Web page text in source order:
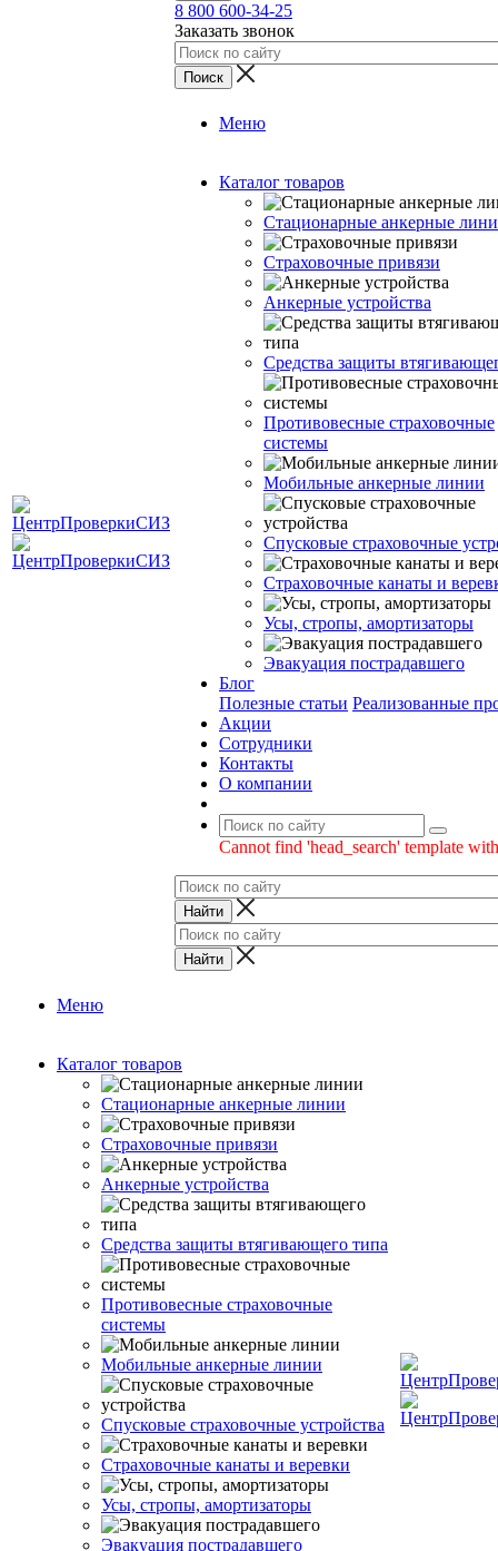
8 800 600-34-25
Заказать звонок
Меню
Каталог товаров
Стационарные анкерные
Страховочные привязи
Анкерные устройства
Средства защиты
Противовесные страховочные
системы
Мобильные анкерные линии
Спусковые страховочные
Страховочные канаты и
Усы, стропы, амортизаторы
Эвакуация пострадавшего
Блог
Полезные статьи Реализованные
Акции
Сотрудники
Контакты
О компании
Cannot find 'head_search' template
Меню
Каталог товаров
Стационарные анкерные линии
Страховочные привязи
Анкерные устройства
Средства защиты втягивающего типа
Противовесные страховочные
системы
Мобильные анкерные линии
Спусковые страховочные устройства
Страховочные канаты и веревки
Усы, стропы, амортизаторы
Эвакуация пострадавшего